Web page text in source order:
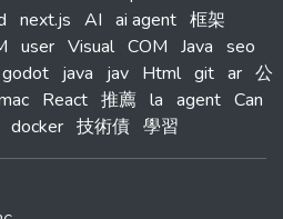
next.js AI ai agent 框架
user Visual COM Java seo
godot java jav Html git ar 公
React 推薦 la agent Can
docker 技術債 學習